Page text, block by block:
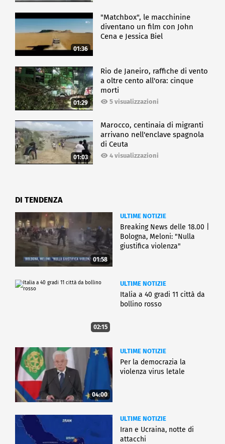
01:36
"Matchbox", le macchinine
diventano un film con John
Cena e Jessica Biel
01:29
Rio de Janeiro, raffiche di vento
a oltre cento all'ora: cinque
morti
5 visualizzazioni
01:03
Marocco, centinaia di migranti
arrivano nell'enclave spagnola
di Ceuta
4 visualizzazioni
DI TENDENZA
01:58
ULTIME NOTIZIE
Breaking News delle 18.00 |
Bologna, Meloni: "Nulla
giustifica violenza"
02:15
ULTIME NOTIZIE
Italia a 40 gradi 11 città da
bollino rosso
04:00
ULTIME NOTIZIE
Per la democrazia la
violenza virus letale
ULTIME NOTIZIE
Iran e Ucraina, notte di
attacchi